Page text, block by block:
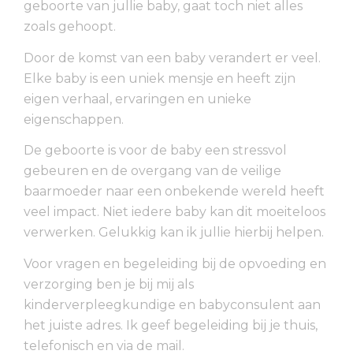
geboorte van jullie baby, gaat toch niet alles
zoals gehoopt.
Door de komst van een baby verandert er veel.
Elke baby is een uniek mensje en heeft zijn
eigen verhaal, ervaringen en unieke
eigenschappen.
De geboorte is voor de baby een stressvol
gebeuren en de overgang van de veilige
baarmoeder naar een onbekende wereld heeft
veel impact. Niet iedere baby kan dit moeiteloos
verwerken. Gelukkig kan ik jullie hierbij helpen.
Voor vragen en begeleiding bij de opvoeding en
verzorging ben je bij mij als
kinderverpleegkundige en babyconsulent aan
het juiste adres. Ik geef begeleiding bij je thuis,
telefonisch en via de mail.